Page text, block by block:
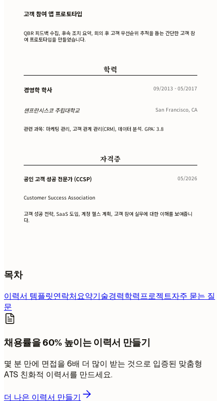
고객 참여 앱 프로토타입
QBR 피드백 수집, 후속 조치 요약, 회의 후 고객 우선순위 추적을 돕는 간단한 고객 참
여 프로토타입을 만들었습니다.
학력
경영학 학사 09/2013 - 05/2017
샌프란시스코 주립대학교 San Francisco, CA
관련 과목: 마케팅 관리, 고객 관계 관리(CRM), 데이터 분석. GPA: 3.8
자격증
공인 고객 성공 전문가 (CCSP) 05/2026
Customer Success Association
고객 성공 전략, SaaS 도입, 계정 헬스 계획, 고객 참여 실무에 대한 이해를 보여줍니
다.
목차
이력서 템플릿연락처요약기술경력학력프로젝트자주 묻는 질
문
채용률을 60% 높이는 이력서 만들기
몇 분 만에 면접을 6배 더 많이 받는 것으로 입증된 맞춤형
ATS 친화적 이력서를 만드세요.
더 나은 이력서 만들기